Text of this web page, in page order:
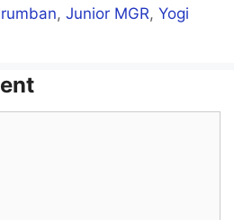
,Junior MGR,Yogi